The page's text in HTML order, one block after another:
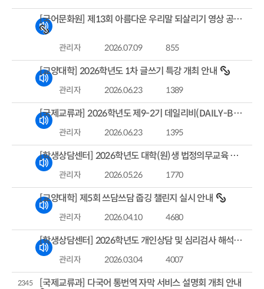
[국어문화원] 제13회 아름다운 우리말 되살리기 영상 공모전
관리자 2026.07.09 855
[교양대학] 2026학년도 1차 글쓰기 특강 개최 안내
관리자 2026.06.23 1389
[국제교류과] 2026학년도 제9-2기 데일리비(DAILY-B) 프로그램 참가자 모집
관리자 2026.06.23 1395
[학생상담센터] 2026학년도 대학(원)생 법정의무교육 수강 안내
관리자 2026.05.26 1770
[교양대학] 제5회 쓰담쓰담 줍깅 챌린지 실시 안내
관리자 2026.04.10 4680
[학생상담센터] 2026학년도 개인상담 및 심리검사 해석상담 신청 안내
관리자 2026.03.04 4007
2345 [국제교류과] 다국어 통번역 자막 서비스 설명회 개최 안내